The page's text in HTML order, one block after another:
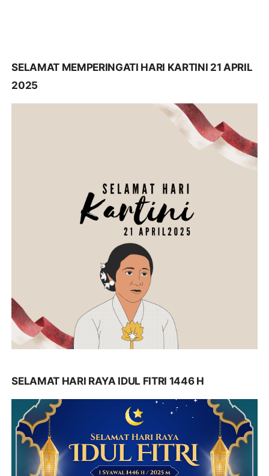
SELAMAT MEMPERINGATI HARI KARTINI 21 APRIL
2025
SELAMAT HARI RAYA IDUL FITRI 1446 H